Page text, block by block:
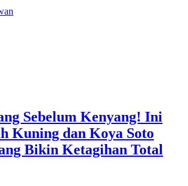
Sebelum Kenyang! Ini
Kuning dan Koya Soto
Bikin Ketagihan Total